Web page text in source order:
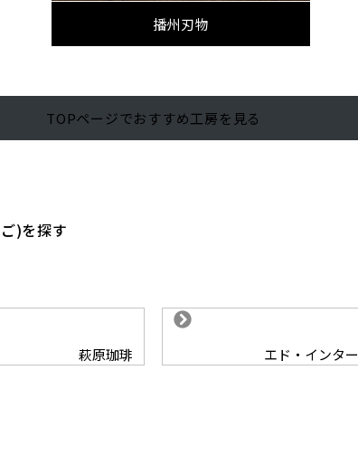
播州刃物
TOPページでおすすめ工房を見る
)を探す
萩原珈琲 エド・インター